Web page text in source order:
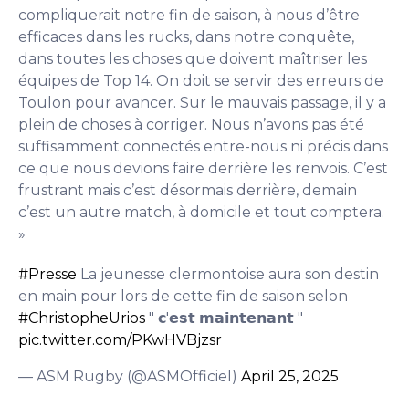
compliquerait notre fin de saison, à nous d’être
efficaces dans les rucks, dans notre conquête,
dans toutes les choses que doivent maîtriser les
équipes de Top 14. On doit se servir des erreurs de
Toulon pour avancer. Sur le mauvais passage, il y a
plein de choses à corriger. Nous n’avons pas été
suffisamment connectés entre-nous ni précis dans
ce que nous devions faire derrière les renvois. C’est
frustrant mais c’est désormais derrière, demain
c’est un autre match, à domicile et tout comptera.
»
#Presse La jeunesse clermontoise aura son destin
en main pour lors de cette fin de saison selon
#ChristopheUrios " 𝗰'𝗲𝘀𝘁 𝗺𝗮𝗶𝗻𝘁𝗲𝗻𝗮𝗻𝘁 "
pic.twitter.com/PKwHVBjzsr
— ASM Rugby (@ASMOfficiel) April 25, 2025